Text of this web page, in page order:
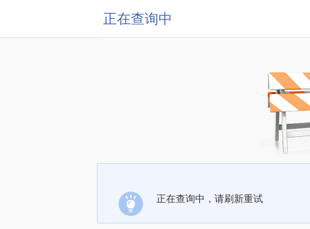
正在查询中
正在查询中，请刷新重试